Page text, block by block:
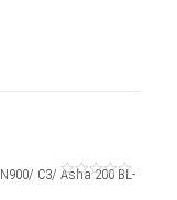
C3/ Asha 200 BL-